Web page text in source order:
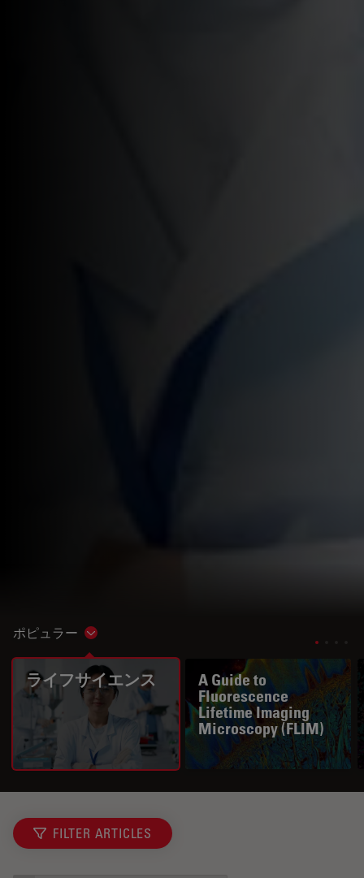
ポピュラー Show subnavigation
ライフサイエンス
A Guide to
Fluorescence
Lifetime Imaging
Microscopy (FLIM)
FILTER ARTICLES